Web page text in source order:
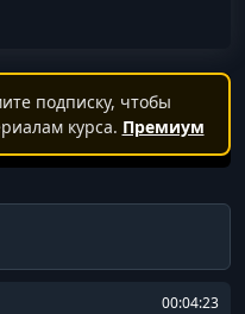
подписку, чтобы
курса. Премиум
00:04:23